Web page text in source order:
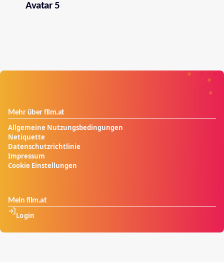
Avatar 5
Mehr über film.at
Allgemeine Nutzungsbedingungen
Netiquette
Datenschutzrichtlinie
Impressum
Cookie Einstellungen
Mein film.at
Login